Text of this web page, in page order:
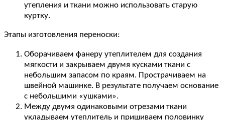
утепления и ткани можно использовать старую
куртку.
Этапы изготовления переноски:
Оборачиваем фанеру утеплителем для создания
мягкости и закрываем двумя кусками ткани с
небольшим запасом по краям. Прострачиваем на
швейной машинке. В результате получаем основание
с небольшими «ушками».
Между двумя одинаковыми отрезами ткани
укладываем утеплитель и пришиваем половинку